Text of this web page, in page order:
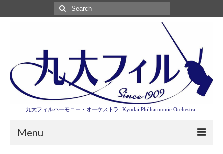
Search
for:
九大フィルハーモニー・オーケストラ -Kyudai Philharmonic Orchestra-
Menu